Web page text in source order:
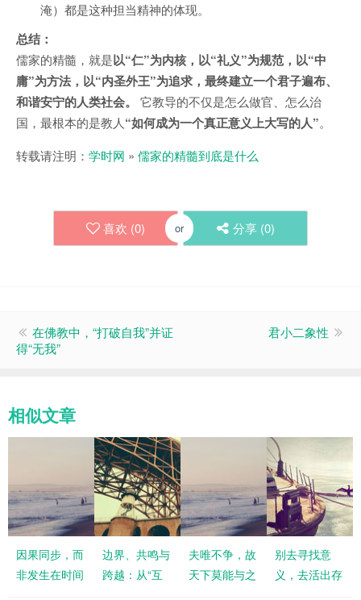
淹）都是这种担当精神的体现。
总结：
儒家的精髓，就是以“仁”为内核，以“礼义”为规范，以“中
庸”为方法，以“内圣外王”为追求，最终建立一个君子遍布、
和谐安宁的人类社会。
它教导的不仅是怎么做官、怎么治
国，最根本的是教人“如何成为一个真正意义上大写的人”。
转载请注明： 学时网 » 儒家的精髓到底是什么
喜欢 (0) or 分享 (0)
在佛教中，“打破自我”并证
得“无我”
君小二象性
相似文章
因果同步，而
非发生在时间
边界、共鸣与
跨越：从“互
夫唯不争，故
天下莫能与之
别去寻找意
义，去活出存